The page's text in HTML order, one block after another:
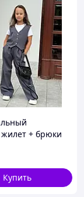
жилет + брюки
Купить